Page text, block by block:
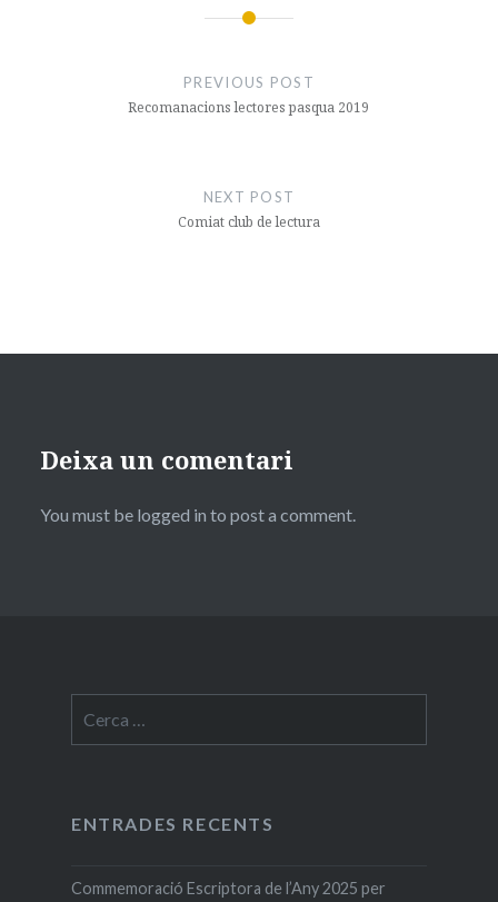
PREVIOUS POST
Recomanacions lectores pasqua 2019
NEXT POST
Comiat club de lectura
Deixa un comentari
You must be logged in to post a comment.
ENTRADES RECENTS
Commemoració Escriptora de l’Any 2025 per